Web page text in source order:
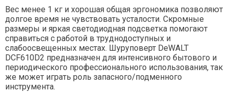
Вес менее 1 кг и хорошая общая эргономика позволяют
долгое время не чувствовать усталости. Скромные
размеры и яркая светодиодная подсветка помогают
справиться с работой в труднодоступных и
слабоосвещенных местах. Шуруповерт DeWALT
DCF610D2 предназначен для интенсивного бытового и
периодического профессионального использования, так
же может играть роль запасного/подменного
инструмента.